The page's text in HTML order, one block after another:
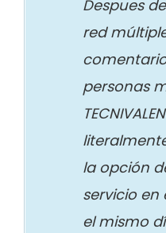
Despues
red
personas
la opción
servicio
el mismo